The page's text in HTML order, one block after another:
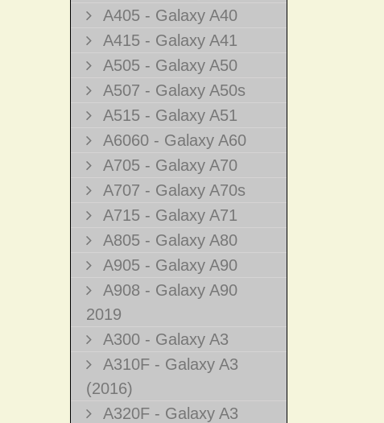
A405 - Galaxy A40
A415 - Galaxy A41
A505 - Galaxy A50
A507 - Galaxy A50s
A515 - Galaxy A51
A6060 - Galaxy A60
A705 - Galaxy A70
A707 - Galaxy A70s
A715 - Galaxy A71
A805 - Galaxy A80
A905 - Galaxy A90
A908 - Galaxy A90
2019
A300 - Galaxy A3
A310F - Galaxy A3
(2016)
A320F - Galaxy A3